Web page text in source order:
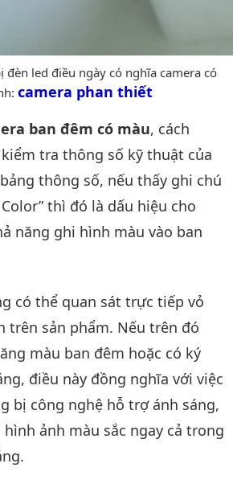
đèn led điều ngày có nghĩa camera có
camera phan thiết
ban đêm có màu, cách
tra thông số kỹ thuật của
thông số, nếu thấy ghi chú
Color” thì đó là dấu hiệu cho
năng ghi hình màu vào ban
có thể quan sát trực tiếp vỏ
trên sản phẩm. Nếu trên đó
màu ban đêm hoặc có ký
điều này đồng nghĩa với việc
bị công nghệ hỗ trợ ánh sáng,
ảnh màu sắc ngay cả trong